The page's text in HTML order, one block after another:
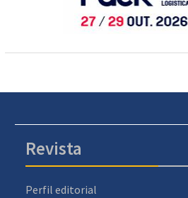
Revista
Perfil editorial